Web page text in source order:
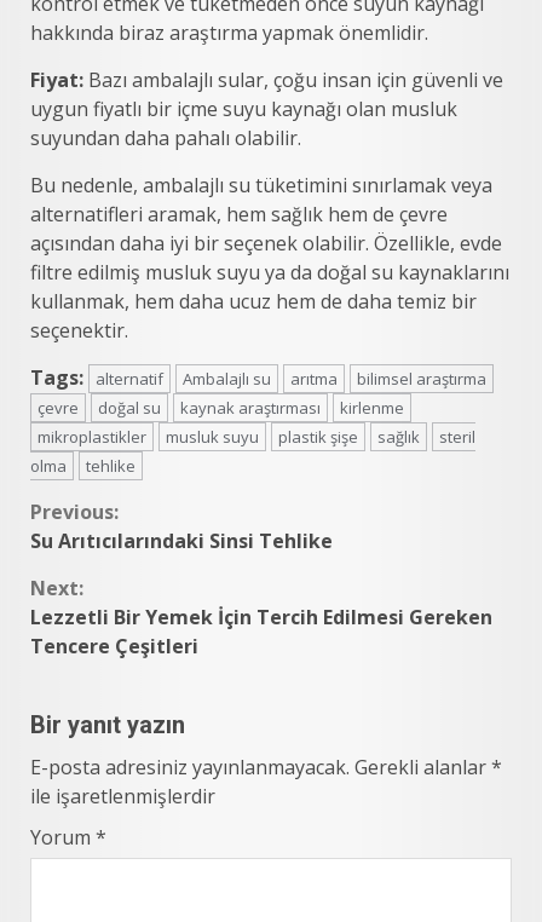
hakkında biraz araştırma yapmak önemlidir.
Fiyat: Bazı ambalajlı sular, çoğu insan için güvenli ve
uygun fiyatlı bir içme suyu kaynağı olan musluk
suyundan daha pahalı olabilir.
Bu nedenle, ambalajlı su tüketimini sınırlamak veya
alternatifleri aramak, hem sağlık hem de çevre
açısından daha iyi bir seçenek olabilir. Özellikle, evde
filtre edilmiş musluk suyu ya da doğal su kaynaklarını
kullanmak, hem daha ucuz hem de daha temiz bir
seçenektir.
Tags:
alternatif Ambalajlı su arıtma
bilimsel araştırma
çevre
doğal su kaynak araştırması
kirlenme
mikroplastikler
musluk suyu plastik şişe sağlık
steril
olma
tehlike
Continue
Previous:
Su Arıtıcılarındaki Sinsi Tehlike
Next:
Lezzetli Bir Yemek İçin Tercih Edilmesi Gereken
Tencere Çeşitleri
Bir yanıt yazın
E-posta adresiniz yayınlanmayacak. Gerekli alanlar*
ile işaretlenmişlerdir
Yorum *